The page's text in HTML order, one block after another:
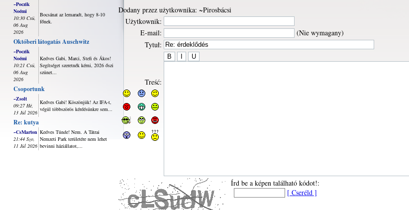
~Poczik
Noémi
10:30 Csü,
06 Aug
2026
Bocsánat az lemaradt, hogy 8-10
főnek.
Októberi látogatás Auschwitz
~Poczik
Noémi
10:21 Csü,
06 Aug
2026
Kedves Gabi, Marci, Stefi és Ákos!
Segítséget szeretnék kérni, 2026 őszi
szünet...
Csoportunk
~Zsolt
09:27 Hé,
13 Júl 2026
Kedves Gabi! Köszönjük! Az IFA-t,
végül többszörös kérdésünkre sem...
Re: kutya
~CsMarton
21:44 Szo,
11 Júl 2026
Kedves Tünde! Nem. A Tátrai
Nemzeti Park területére nem lehet
bevinni háziállatot,...
Dodany przez użytkownika: ~Pirosbácsi
Użytkownik:
E-mail:
(Nie wymagany)
Tytuł:
Treść:
Írd be a képen található kódot!:
[ Cseréld ]